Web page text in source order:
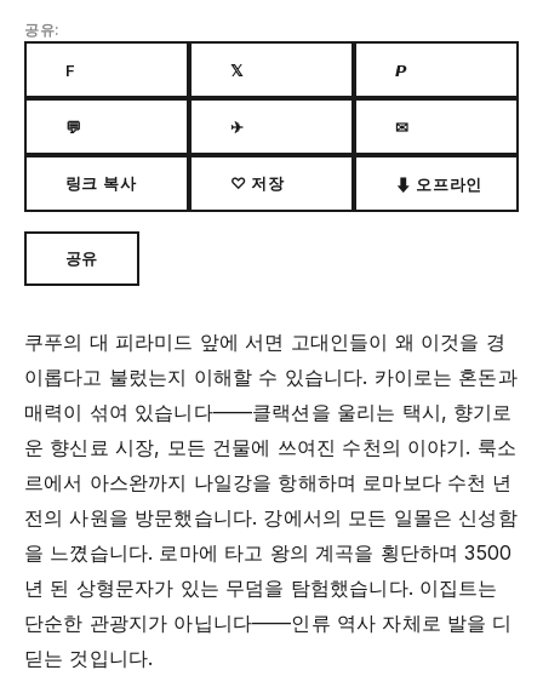
공유:
F 𝕏 𝙋
💬 ✈ ✉
링크 복사 ♡ 저장 ⬇ 오프라인
공유
쿠푸의 대 피라미드 앞에 서면 고대인들이 왜 이것을 경
이롭다고 불렀는지 이해할 수 있습니다. 카이로는 혼돈과
매력이 섞여 있습니다——클랙션을 울리는 택시, 향기로
운 향신료 시장, 모든 건물에 쓰여진 수천의 이야기. 룩소
르에서 아스완까지 나일강을 항해하며 로마보다 수천 년
전의 사원을 방문했습니다. 강에서의 모든 일몰은 신성함
을 느꼈습니다. 로마에 타고 왕의 계곡을 횡단하며 3500
년 된 상형문자가 있는 무덤을 탐험했습니다. 이집트는
단순한 관광지가 아닙니다——인류 역사 자체로 발을 디
딛는 것입니다.